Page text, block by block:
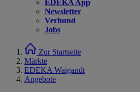
EDEKA App
Newsletter
Verbund
Jobs
Zur Startseite
Märkte
EDEKA Waigandt
Angebote